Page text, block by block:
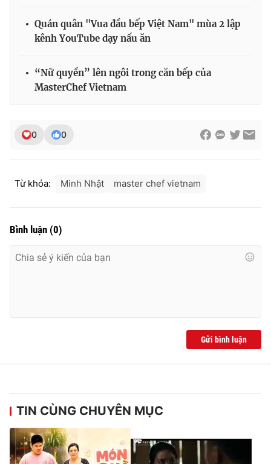
Quán quân "Vua đầu bếp Việt Nam" mùa 2 lập
kênh YouTube dạy nấu ăn
“Nữ quyền” lên ngôi trong căn bếp của
MasterChef Vietnam
0 0
Từ khóa: Minh Nhật master chef vietnam
Bình luận (0)
Gửi bình luận
TIN CÙNG CHUYÊN MỤC